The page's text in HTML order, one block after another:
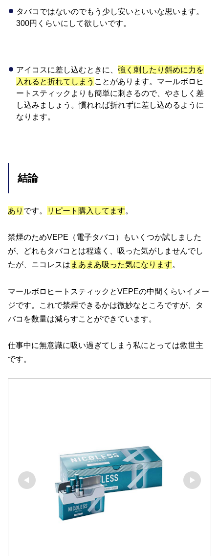
タバコではないのでもう少し安いといいな思います。
300円くらいにして欲しいです。
アイコスに差し込むときに、 強く刺したり斜めに力を
入れると折れてしまう ことがあります。マールボロヒ
ートスティックよりも簡単に刺さるので、やさしく差
し込みましょう。慣れれば折れずに差し込めるように
なります。
結論
あり です。 リピート購入してます。
禁煙のためVEPE（電子タバコ）もいくつか試しました
が、どれもタバコとは程遠く、吸った気がしませんでし
たが、ニコレスは まあまあ吸った気になります。
マールボロヒートスティックとVEPEの中間くらいイメー
ジです。これで禁煙できるかは微妙なところですが、タ
バコを数量は減らすことができています。
仕事中に無意識に吸い過ぎてしまう私にとっては救世主
です。